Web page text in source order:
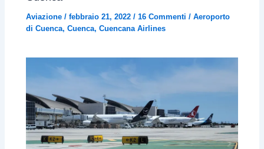
Aviazione /febbraio 21, 2022/16 Commenti /Aeroporto
di Cuenca,Cuenca,Cuencana Airlines